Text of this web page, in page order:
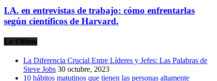
I.A. en entrevistas de trabajo: cómo enfrentarlas
según científicos de Harvard.
Lo Último
La Diferencia Crucial Entre Líderes y Jefes: Las Palabras de
Steve Jobs 30 octubre, 2023
10 hábitos matutinos que tienen las personas altamente